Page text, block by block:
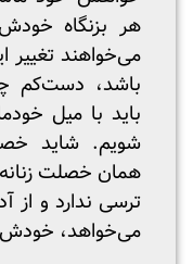
هر بزنگاه
می‌خواهند تغییر
باشد، دست‌کم
باید با میل
شویم. شاید
همان خصلت
ترسی ندارد و
می‌خواهد، خودش